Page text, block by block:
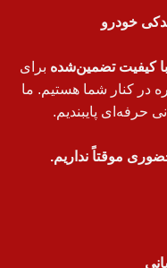
خودرو
با کیفیت تضمین‌شده برای
در کنار شما هستیم. ما
حرفه‌ای پایبندیم.
موقتاً نداریم.